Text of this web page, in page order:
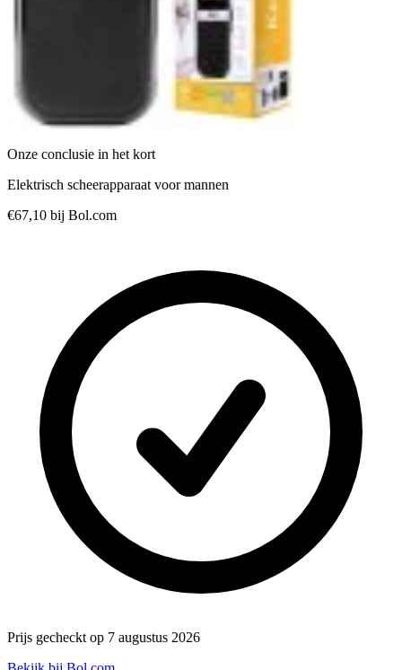
Onze conclusie in het kort
Elektrisch scheerapparaat voor mannen
€67,10 bij Bol.com
Prijs gecheckt op 7 augustus 2026